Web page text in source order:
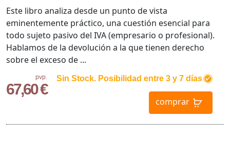
pvp.
67,60 €
Sin Stock. Posibilidad entre 3 y 7 días
comprar
Este libro analiza desde un punto de vista
eminentemente práctico, una cuestión esencial para
todo sujeto pasivo del IVA (empresario o profesional).
Hablamos de la devolución a la que tienen derecho
sobre el exceso de ...